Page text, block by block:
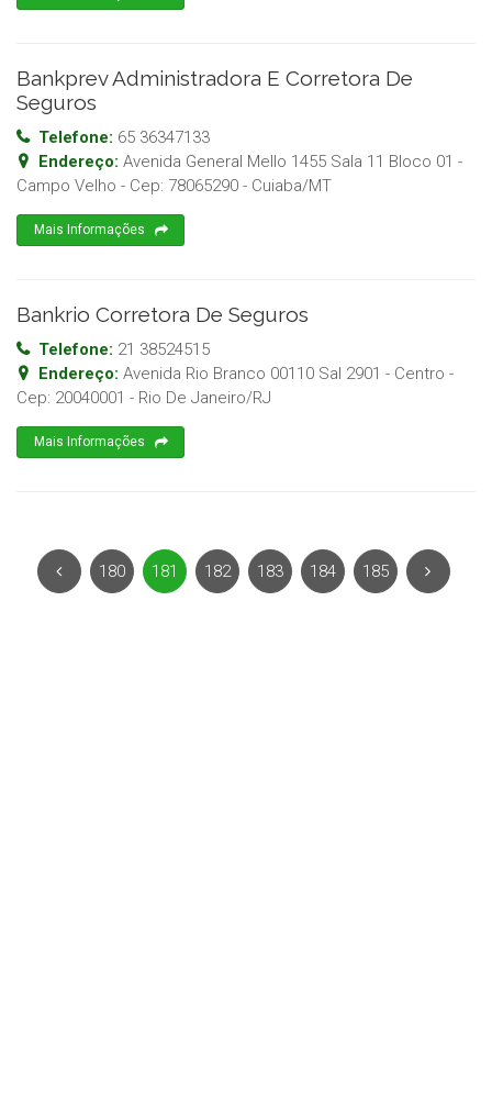
Bankprev Administradora E Corretora De
Seguros
Telefone: 65 36347133
Endereço: Avenida General Mello 1455 Sala 11 Bloco 01 -
Campo Velho - Cep: 78065290 - Cuiaba/MT
Mais Informações
Bankrio Corretora De Seguros
Telefone: 21 38524515
Endereço: Avenida Rio Branco 00110 Sal 2901 - Centro -
Cep: 20040001 - Rio De Janeiro/RJ
Mais Informações
180 181 182 183 184 185